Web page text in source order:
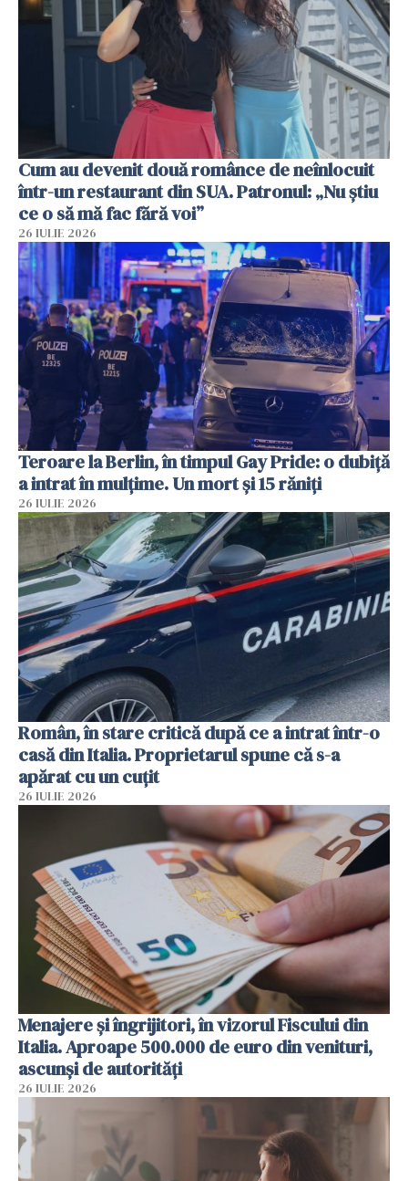
Cum au devenit două românce de neînlocuit
într-un restaurant din SUA. Patronul: „Nu știu
ce o să mă fac fără voi”
26 IULIE 2026
Teroare la Berlin, în timpul Gay Pride: o dubiță
a intrat în mulțime. Un mort și 15 răniți
26 IULIE 2026
Român, în stare critică după ce a intrat într-o
casă din Italia. Proprietarul spune că s-a
apărat cu un cuțit
26 IULIE 2026
Menajere și îngrijitori, în vizorul Fiscului din
Italia. Aproape 500.000 de euro din venituri,
ascunși de autorități
26 IULIE 2026